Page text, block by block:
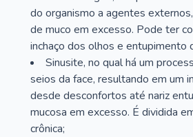
do organismo a agentes
de muco em excesso. Pode ter
inchaço dos olhos e entupimento
Sinusite, no qual há um
seios da face, resultando em um
desde desconfortos até nariz
mucosa em excesso. É dividida
crônica;